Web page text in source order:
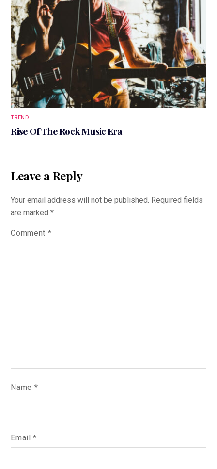
TREND
Rise Of The Rock Music Era
Leave a Reply
Your email address will not be published. Required fields
are marked*
Comment *
Name *
Email*